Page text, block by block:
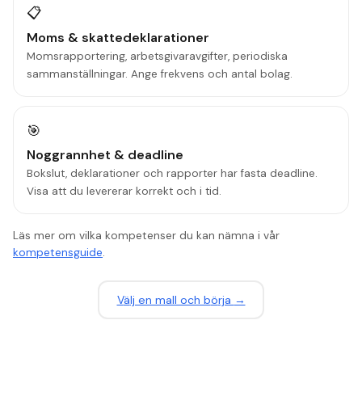
📋
Moms & skattedeklarationer
Momsrapportering, arbetsgivaravgifter, periodiska
sammanställningar. Ange frekvens och antal bolag.
🎯
Noggrannhet & deadline
Bokslut, deklarationer och rapporter har fasta deadline.
Visa att du levererar korrekt och i tid.
Läs mer om vilka kompetenser du kan nämna i vår
kompetensguide.
Välj en mall och börja →